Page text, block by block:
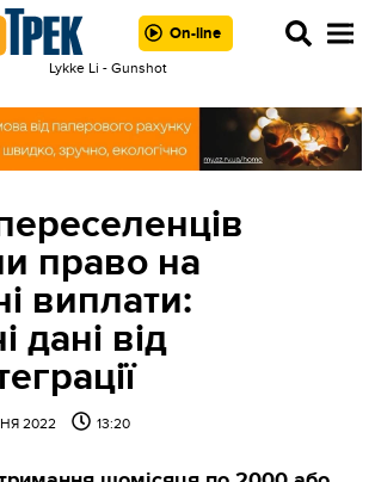
On-line
Lykke Li - Gunshot
право на
виплати:
дані від
2022 13:20